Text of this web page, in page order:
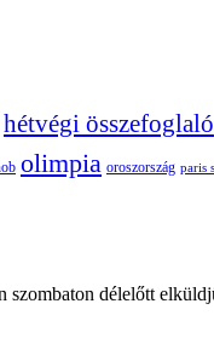
hétvégi összefoglaló
olimpia oroszország paris
délelőtt